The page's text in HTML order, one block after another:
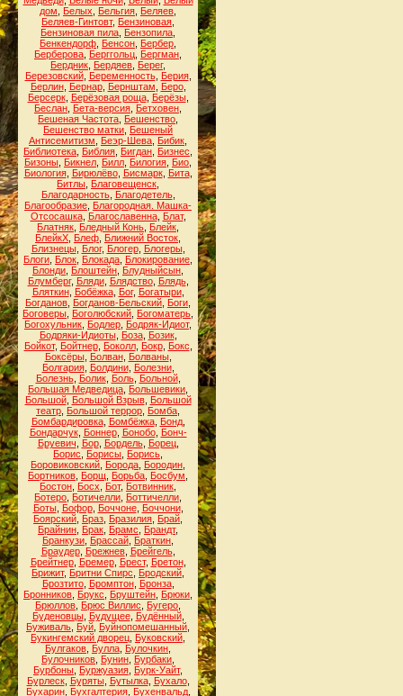
дом
Белых Бельгия Беляев
Беляев-Гинтовт, Бензиновая
Бензиновая пила Бензопила
Бенкендорф Бенсон Бербер
Берберова Берггольц Бергман
Бердник Бердяев Берег,
Березовский, Беременность, Берия,
Берлин, Бернар, Бернштам Беро,
Берсерк, Берёзовая роща, Берёзы,
Беслан Бета-версия Бетховен
Бешеная Частота Бешенство
Бешенство матки Бешеный
Антисемитизм
Беэр-Шева Бибик
Библиотека Библия Бигдан Бизнес
Бизоны Бикнел Билл Билогия Био
Биология, Бирюлёво, Бисмарк, Бита,
Битлы Благовещенск
Благодарность, Благодетель,
Благообразие Благородная. Машка-
Отсосашка, Благославенна, Блат,
Блатняк Бледный Конь Блейк
БлейкХ Блеф Ближний Восток
Близнецы, Блог, Блогер, Блогеры,
Блоги Блок Блокада Блокирование
Блонди Блоштейн Блудныйсын
Блумберг, Бляди, Блядство, Блядь,
Бляткин, Бобёжка, Бог, Богатыри,
Богданов Богданов-Бельский Боги
Боговеры Боголюбский Богоматерь
Богохульник Бодлер Бодряк-Идиот,
Бодряки-Идиоты, Боза, Бозик,
Бойкот, Бойтнер, Боколл, Бокр, Бокс
Боксёры, Болван, Болваны,
Болгария, Болдини, Болезни,
Болезнь, Болик, Боль, Больной,
Большая Медведица Большевики
Большой, Большой Взрыв, Большой
театр Большой террор Бомба
Бомбардировка, Бомбёжка, Бонд,
Бондарчук, Боннер, Бонобо, Бонч-
Бруевич
Бор, Бордель, Борец,
Борис
Борисы Борись
Боровиковский Борода Бородин
Бортников Борщ Борьба Босбум
Бостон Босх Бот, Ботвинник
Ботеро Ботичелли Боттичелли
Боты, Бофор, Боччоне, Боччони,
Боярский Браз Бразилия Брай
Брайнин Брак Брамс Брандт,
Бранкузи Брассай Браткин
Браудер, Брежнев, Брейгель,
Брейтнер, Бремер, Брест, Бретон,
Брижит, Бритни Спирс Бродский
Брозтито, Бромптон, Бронза,
Бронников Брукс Бруштейн Брюки
Брюллов Брюс Виллис Бугеро
Буденовцы, Будущее, Будённый,
Буживаль Буй Буйнопомешанный
Букингемский дворец Буковский
Булгаков Булла Булочкин
Булочников Бунин Бурбаки
Бурбоны Буржуазия Бурк-Уайт,
Бурлеск, Буряты, Бутылка, Бухало,
Бухарин, Бухгалтерия, Бухенвальд,